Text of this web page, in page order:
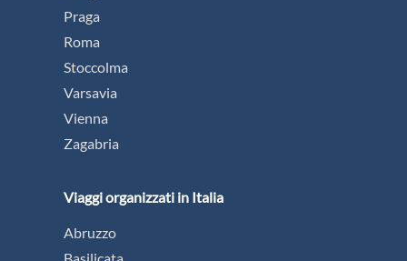
Praga
Roma
Stoccolma
Varsavia
Vienna
Zagabria
Viaggi organizzati in Italia
Abruzzo